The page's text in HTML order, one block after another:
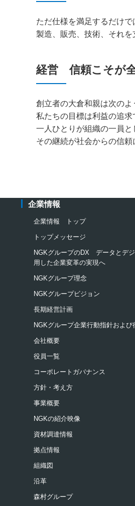
ただ仕様を満足するだけ
製造、販売、技術、それ
経営 信頼こそが
創立者の大倉和親は次の
私たちの目標は利益の追
一人ひとりが組織の一員と
その継続が社会からの信
企業情報
企業情報 トップ
トップメッセージ
NGKグループのDX データとデ
用した企業変革の実現へ
NGKグループ理念
NGKグループビジョン
長期経営計画
NGKグループ企業行動指針および
会社概要
役員一覧
コーポレートガバナンス
方針・考え方
事業概要
NGKの紹介映像
資材調達情報
拠点情報
組織図
沿革
森村グループ